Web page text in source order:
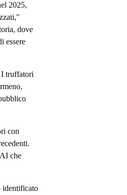
2025,
dove
essere
I truffatori
con
che
identificato